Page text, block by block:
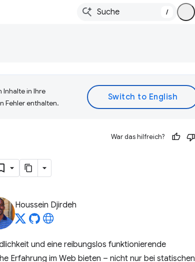
/
Inhalte in Ihre
Fehler enthalten.
War das hilfreich?
Houssein Djirdeh
und eine reibungslos funktionierende
Erfahrung im Web bieten – nicht nur bei statischen